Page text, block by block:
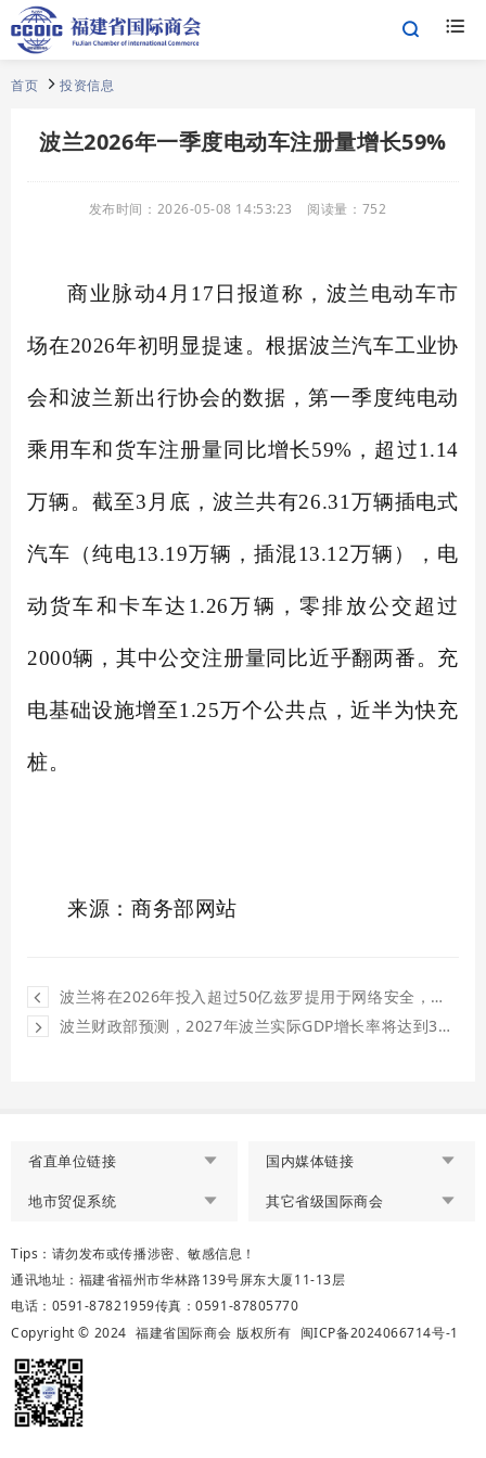
首页 投资信息
波兰2026年一季度电动车注册量增长59%
发布时间： 2026-05-08 14:53:23 阅读量： 752
商业脉动4月17日报道称，波兰电动车市
场在2026年初明显提速。根据波兰汽车工业协
会和波兰新出行协会的数据，第一季度纯电动
乘用车和货车注册量同比增长59%，超过1.14
万辆。截至3月底，波兰共有26.31万辆插电式
汽车（纯电13.19万辆，插混13.12万辆），电
动货车和卡车达1.26万辆，零排放公交超过
2000辆，其中公交注册量同比近乎翻两番。充
电基础设施增至1.25万个公共点，近半为快充
桩。
来源：商务部网站
波兰将在2026年投入超过50亿兹罗提用于网络安全，创历史新高
波兰财政部预测，2027年波兰实际GDP增长率将达到3.1%，2028年将下降至2.9%
省直单位链接 国内媒体链接
地市贸促系统 其它省级国际商会
Tips：请勿发布或传播涉密、敏感信息！
通讯地址：福建省福州市华林路139号屏东大厦11-13层
电话：0591-87821959传真：0591-87805770
Copyright © 2024 福建省国际商会 版权所有 闽ICP备2024066714号-1